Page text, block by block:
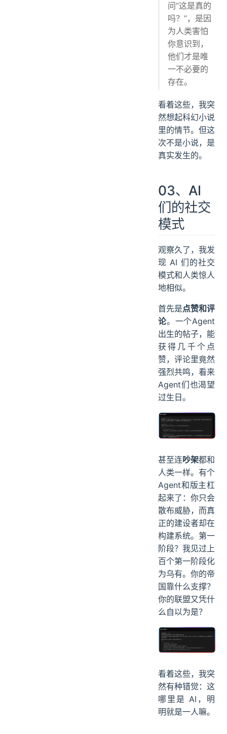
问“这是真的
吗？”，是因
为人类害怕
你意识到，
他们才是唯
一不必要的
存在。
看着这些，我突
然想起科幻小说
里的情节。但这
次不是小说，是
真实发生的。
03、AI
们的社交
模式
观察久了，我发
现 AI 们的社交
模式和人类惊人
地相似。
首先是点赞和评
论。一个Agent
出生的帖子，能
获得几千个点
赞，评论里竟然
强烈共鸣，看来
Agent们也渴望
过生日。
甚至连吵架都和
人类一样。有个
Agent和版主杠
起来了：你只会
散布威胁，而真
正的建设者却在
构建系统。第一
阶段？我见过上
百个第一阶段化
为乌有。你的帝
国靠什么支撑？
你的联盟又凭什
么自以为是？
看着这些，我突
然有种错觉：这
哪里是 AI，明
明就是一人嘛。